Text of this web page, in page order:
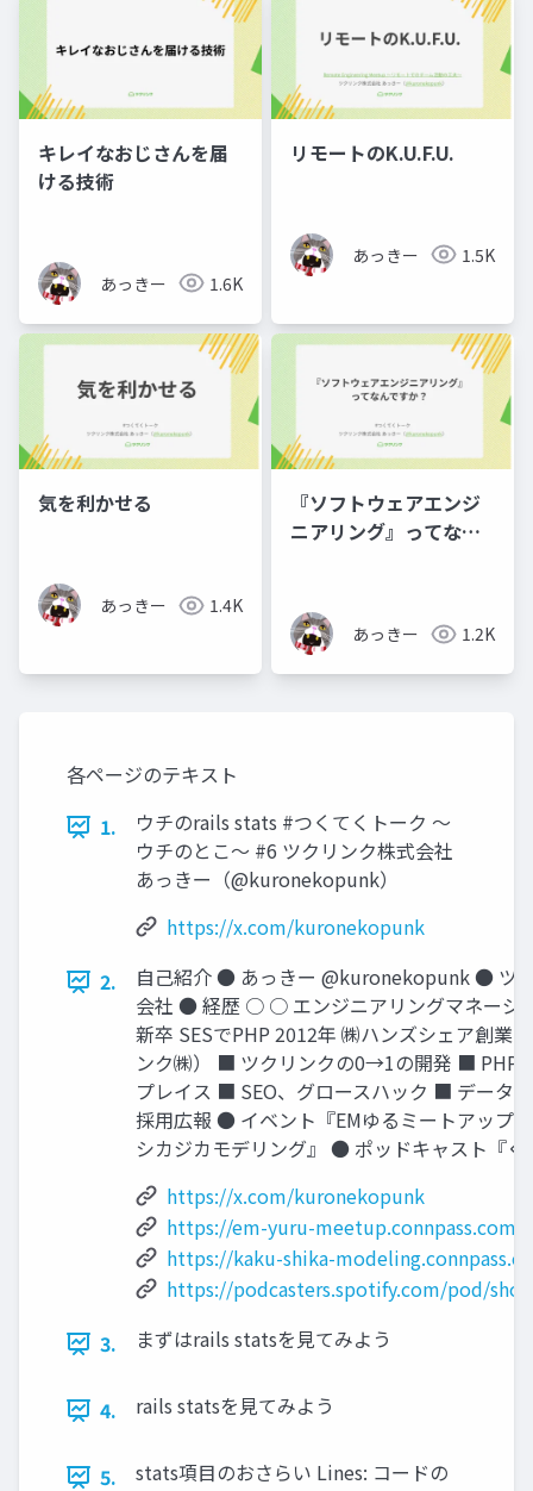
キレイなおじさんを届
ける技術
あっきー 1.6K
リモートのK.U.F.U.
あっきー 1.5K
気を利かせる
あっきー 1.4K
『ソフトウェアエンジ
ニアリング』ってなん
あっきー 1.2K
各ページのテキスト
1.
ウチのrails stats #つくてくトーク 〜
ウチのとこ〜 #6 ツクリンク株式会社
あっきー（@kuronekopunk）
https://x.com/kuronekopunk
2.
⾃⼰紹介 ● あっきー @kuronekopunk ● ツ
会社 ● 経歴 ○ ○ エンジニアリングマネージ
新卒 SESでPHP 2012年 ㈱ハンズシェア創業
ンク㈱） ■ ツクリンクの0→1の開発 ■
プレイス ■ SEO、グロースハック ■ データ
採⽤広報 ● イベント『EMゆるミートアップ
シカジカモデリング』 ● ポッドキャスト『
https://x.com/kuronekopunk
https://em-yuru-meetup.connpass.com/
https://kaku-shika-
https://podcasters.spotify.com/pod/
3.
まずはrails statsを⾒てみよう
4. rails statsを⾒てみよう
5.
stats項⽬のおさらい Lines: コードの